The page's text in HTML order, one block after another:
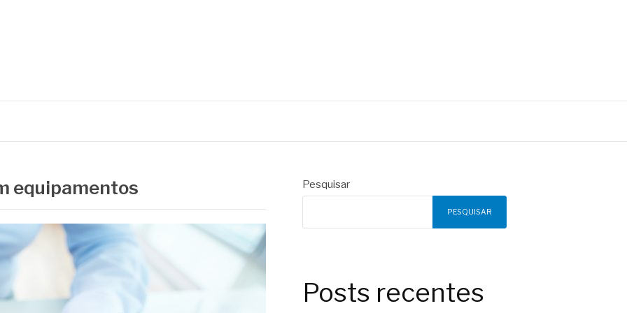
equipamentos Pesquisar
PESQUISAR
Posts recentes